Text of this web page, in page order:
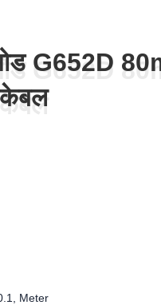
G652D
केबल
G652D
केबल
Meter